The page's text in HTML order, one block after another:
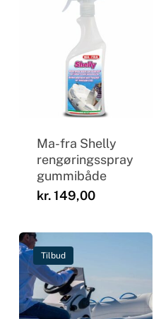
Ma-fra Shelly
rengøringsspray
gummibåde
kr.149,00
Tilbud